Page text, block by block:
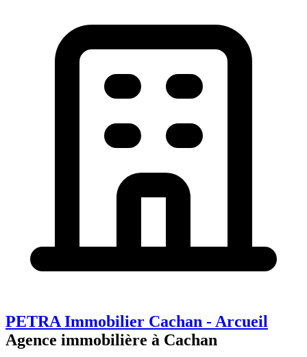
PETRA Immobilier Cachan - Arcueil
Agence immobilière à Cachan